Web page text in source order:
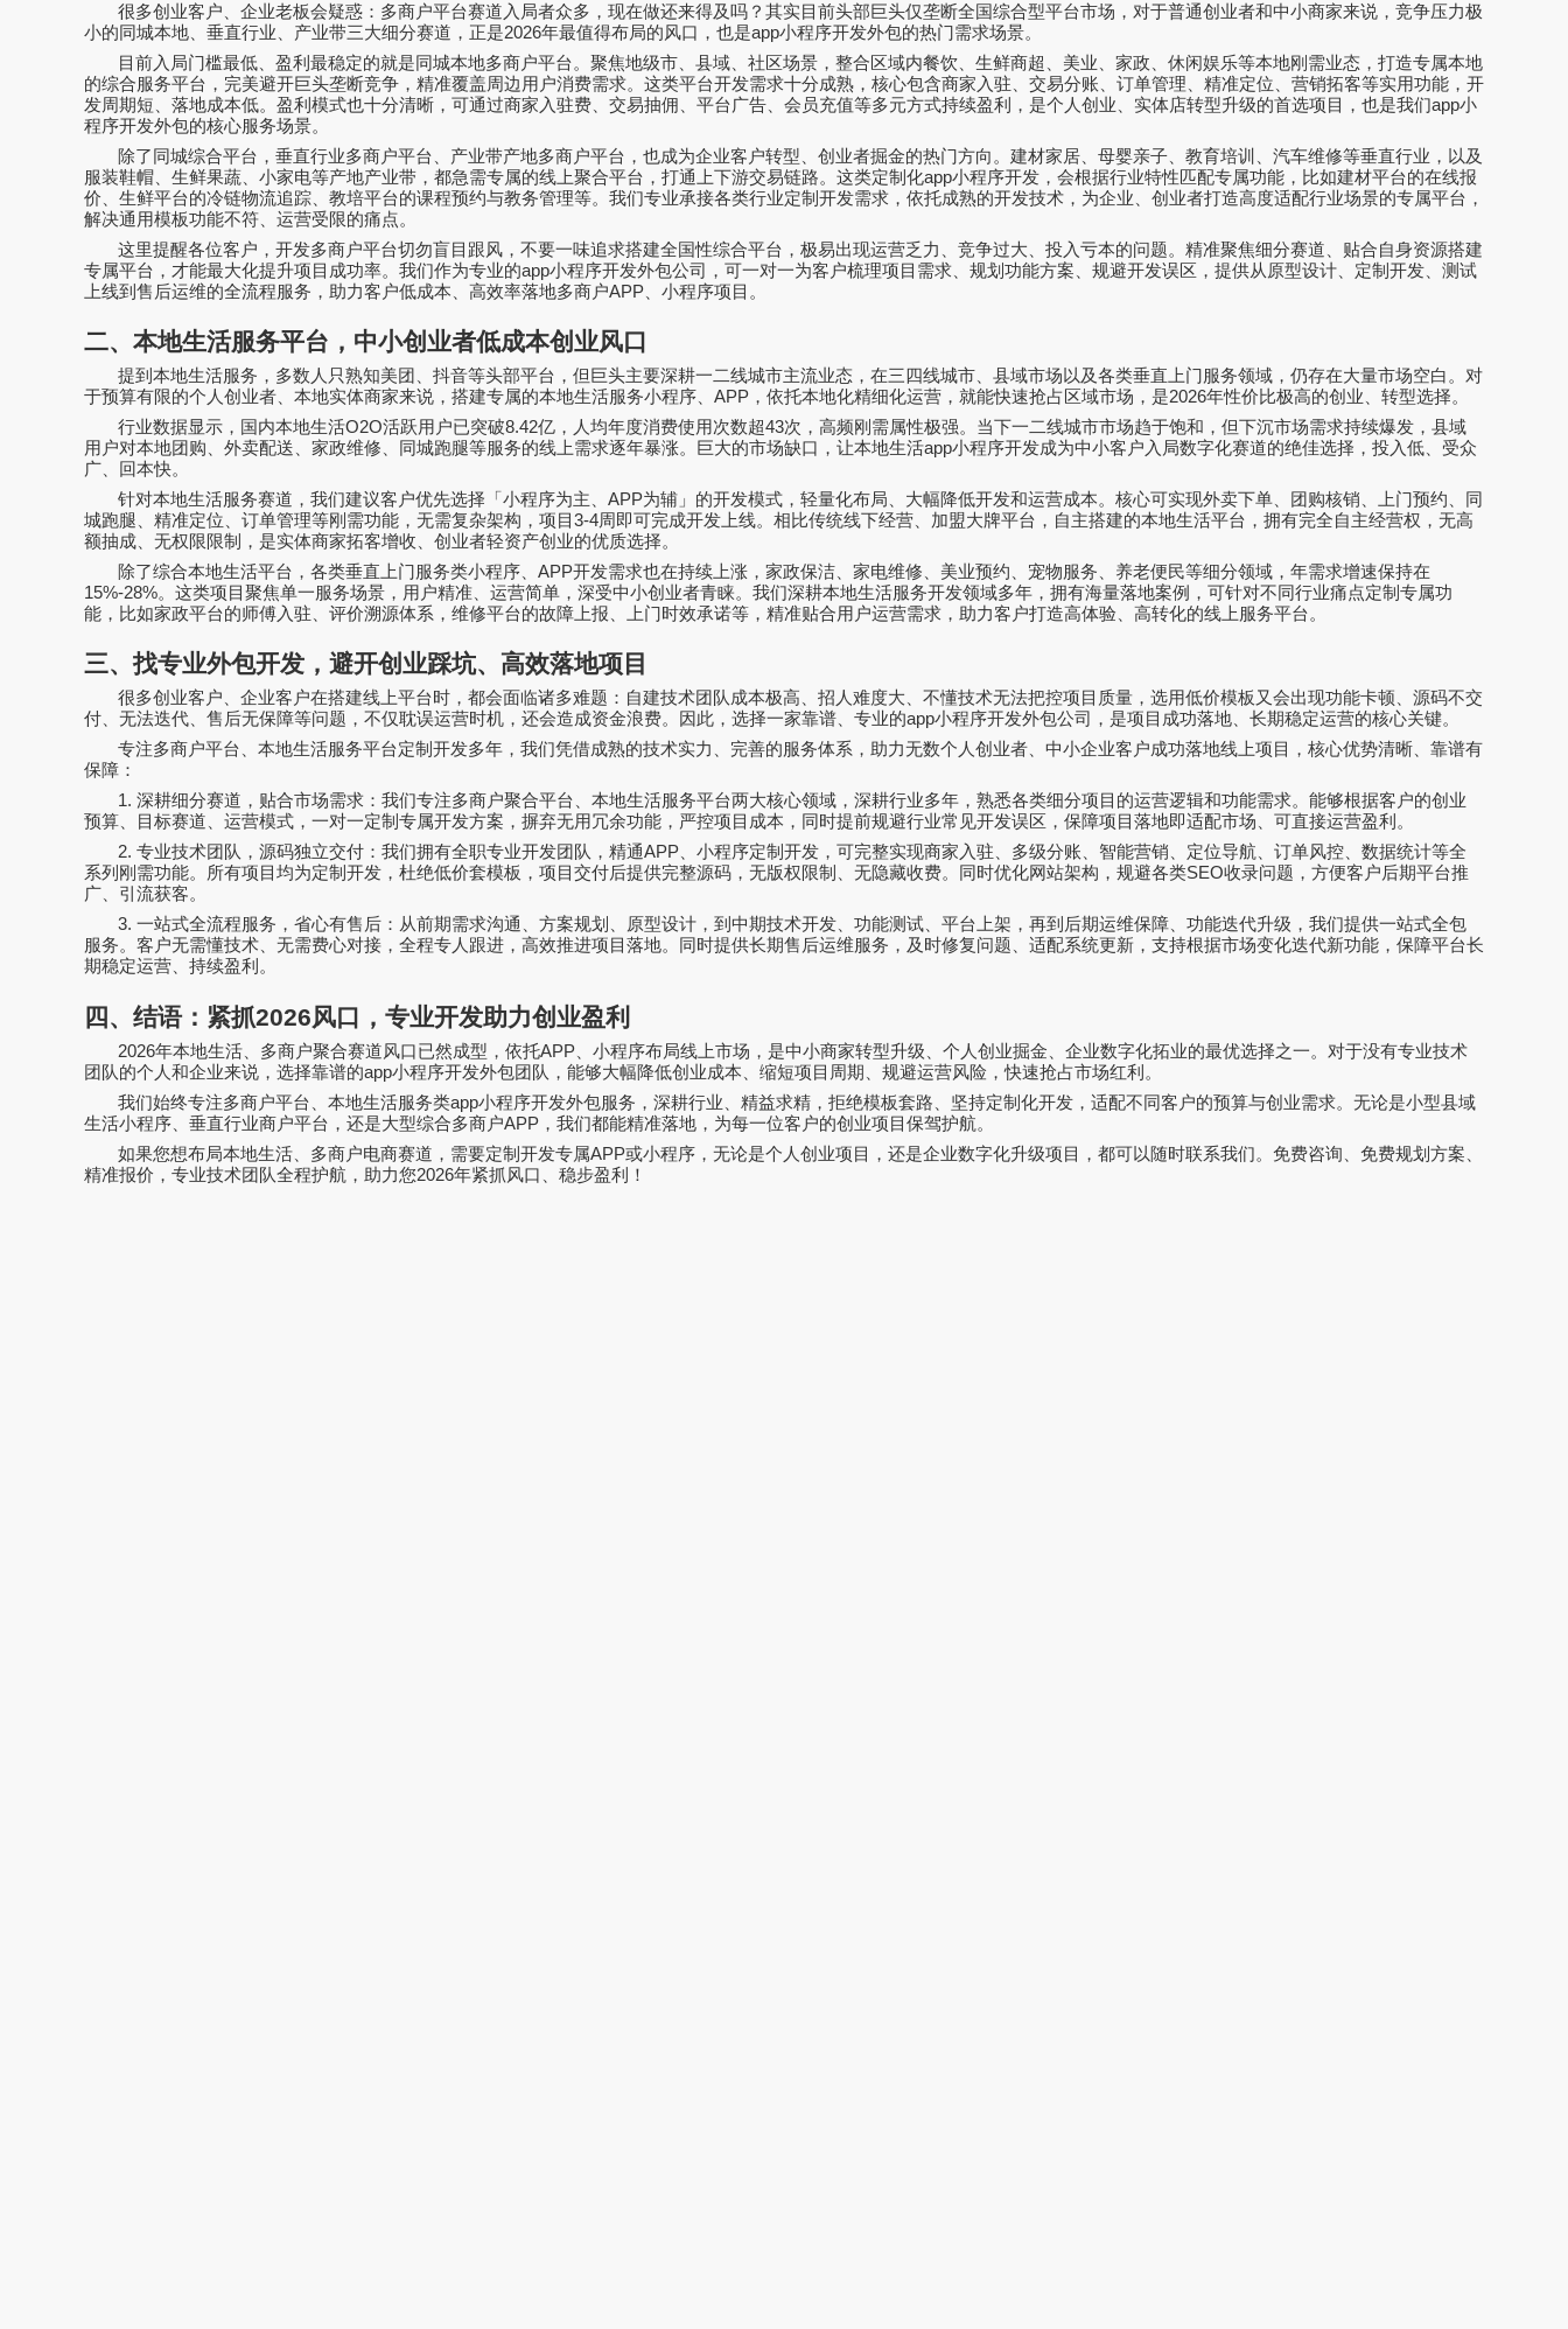
很多创业客户、企业老板会疑惑：多商户平台赛道入局者众多，现在做还来得及吗？其实目前头部巨头仅垄断全国综合型平台市场，对于普通创业者和中小商家来说，竞争压力极
小的同城本地、垂直行业、产业带三大细分赛道，正是2026年最值得布局的风口，也是app小程序开发外包的热门需求场景。
目前入局门槛最低、盈利最稳定的就是同城本地多商户平台。聚焦地级市、县域、社区场景，整合区域内餐饮、生鲜商超、美业、家政、休闲娱乐等本地刚需业态，打造专属本地
的综合服务平台，完美避开巨头垄断竞争，精准覆盖周边用户消费需求。这类平台开发需求十分成熟，核心包含商家入驻、交易分账、订单管理、精准定位、营销拓客等实用功能，开
发周期短、落地成本低。盈利模式也十分清晰，可通过商家入驻费、交易抽佣、平台广告、会员充值等多元方式持续盈利，是个人创业、实体店转型升级的首选项目，也是我们app小
程序开发外包的核心服务场景。
除了同城综合平台，垂直行业多商户平台、产业带产地多商户平台，也成为企业客户转型、创业者掘金的热门方向。建材家居、母婴亲子、教育培训、汽车维修等垂直行业，以及
服装鞋帽、生鲜果蔬、小家电等产地产业带，都急需专属的线上聚合平台，打通上下游交易链路。这类定制化app小程序开发，会根据行业特性匹配专属功能，比如建材平台的在线报
价、生鲜平台的冷链物流追踪、教培平台的课程预约与教务管理等。我们专业承接各类行业定制开发需求，依托成熟的开发技术，为企业、创业者打造高度适配行业场景的专属平台，
解决通用模板功能不符、运营受限的痛点。
这里提醒各位客户，开发多商户平台切勿盲目跟风，不要一味追求搭建全国性综合平台，极易出现运营乏力、竞争过大、投入亏本的问题。精准聚焦细分赛道、贴合自身资源搭建
专属平台，才能最大化提升项目成功率。我们作为专业的app小程序开发外包公司，可一对一为客户梳理项目需求、规划功能方案、规避开发误区，提供从原型设计、定制开发、测试
上线到售后运维的全流程服务，助力客户低成本、高效率落地多商户APP 、小程序项目。
二、本地生活服务平台，中小创业者低成本创业风口
提到本地生活服务，多数人只熟知美团、抖音等头部平台，但巨头主要深耕一二线城市主流业态，在三四线城市、县域市场以及各类垂直上门服务领域，仍存在大量市场空白。对
于预算有限的个人创业者、本地实体商家来说，搭建专属的本地生活服务小程序、 APP ，依托本地化精细化运营，就能快速抢占区域市场，是2026年性价比极高的创业、转型选择。
行业数据显示，国内本地生活O2O活跃用户已突破8.42亿，人均年度消费使用次数超43次，高频刚需属性极强。当下一二线城市市场趋于饱和，但下沉市场需求持续爆发，县域
用户对本地团购、外卖配送、家政维修、同城跑腿等服务的线上需求逐年暴涨。巨大的市场缺口，让本地生活app小程序开发成为中小客户入局数字化赛道的绝佳选择，投入低、受众
广、回本快。
针对本地生活服务赛道，我们建议客户优先选择「小程序为主、APP为辅」的开发模式，轻量化布局、大幅降低开发和运营成本。核心可实现外卖下单、团购核销、上门预约、同
城跑腿、精准定位、订单管理等刚需功能，无需复杂架构，项目 3-4周即可完成开发上线。相比传统线下经营、加盟大牌平台，自主搭建的本地生活平台，拥有完全自主经营权，无高
额抽成、无权限限制，是实体商家拓客增收、创业者轻资产创业的优质选择。
除了综合本地生活平台，各类垂直上门服务类小程序、APP开发需求也在持续上涨，家政保洁、家电维修、美业预约、宠物服务、养老便民等细分领域，年需求增速保持在
15%-28%。这类项目聚焦单一服务场景，用户精准、运营简单，深受中小创业者青睐。我们深耕本地生活服务开发领域多年，拥有海量落地案例，可针对不同行业痛点定制专属功
能，比如家政平台的师傅入驻、评价溯源体系，维修平台的故障上报、上门时效承诺等，精准贴合用户运营需求，助力客户打造高体验、高转化的线上服务平台。
三、找专业外包开发，避开创业踩坑、高效落地项目
很多创业客户、企业客户在搭建线上平台时，都会面临诸多难题：自建技术团队成本极高、招人难度大、不懂技术无法把控项目质量，选用低价模板又会出现功能卡顿、源码不交
付、无法迭代、售后无保障等问题，不仅耽误运营时机，还会造成资金浪费。因此，选择一家靠谱、专业的app小程序开发外包公司，是项目成功落地、长期稳定运营的核心关键。
专注多商户平台、本地生活服务平台定制开发多年，我们凭借成熟的技术实力、完善的服务体系，助力无数个人创业者、中小企业客户成功落地线上项目，核心优势清晰、靠谱有
保障：
1.深耕细分赛道，贴合市场需求：我们专注多商户聚合平台、本地生活服务平台两大核心领域，深耕行业多年，熟悉各类细分项目的运营逻辑和功能需求。能够根据客户的创业
预算、目标赛道、运营模式，一对一定制专属开发方案，摒弃无用冗余功能，严控项目成本，同时提前规避行业常见开发误区，保障项目落地即适配市场、可直接运营盈利。
2.专业技术团队，源码独立交付：我们拥有全职专业开发团队，精通APP、小程序定制开发，可完整实现商家入驻、多级分账、智能营销、定位导航、订单风控、数据统计等全
系列刚需功能。所有项目均为定制开发，杜绝低价套模板，项目交付后提供完整源码，无版权限制、无隐藏收费。同时优化网站架构，规避各类SEO收录问题，方便客户后期平台推
广、引流获客。
3.一站式全流程服务，省心有售后：从前期需求沟通、方案规划、原型设计，到中期技术开发、功能测试、平台上架，再到后期运维保障、功能迭代升级，我们提供一站式全包
服务。客户无需懂技术、无需费心对接，全程专人跟进，高效推进项目落地。同时提供长期售后运维服务，及时修复问题、适配系统更新，支持根据市场变化迭代新功能，保障平台长
期稳定运营、持续盈利。
四、结语：紧抓2026风口，专业开发助力创业盈利
2026年本地生活、多商户聚合赛道风口已然成型，依托APP 、小程序布局线上市场，是中小商家转型升级、个人创业掘金、企业数字化拓业的最优选择之一。对于没有专业技术
团队的个人和企业来说，选择靠谱的app小程序开发外包团队，能够大幅降低创业成本、缩短项目周期、规避运营风险，快速抢占市场红利。
我们始终专注多商户平台、本地生活服务类app小程序开发外包服务，深耕行业、精益求精，拒绝模板套路、坚持定制化开发，适配不同客户的预算与创业需求。无论是小型县域
生活小程序、垂直行业商户平台，还是大型综合多商户APP ，我们都能精准落地，为每一位客户的创业项目保驾护航。
如果您想布局本地生活、多商户电商赛道，需要定制开发专属APP或小程序，无论是个人创业项目，还是企业数字化升级项目，都可以随时联系我们。免费咨询、免费规划方案、
精准报价，专业技术团队全程护航，助力您2026年紧抓风口、稳步盈利！